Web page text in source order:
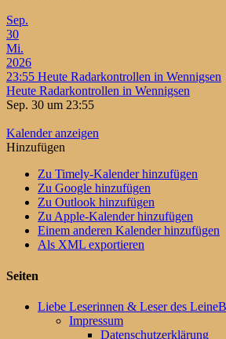
Sep.
30
Mi.
2026
23:55 Heute Radarkontrollen in Wennigsen
Heute Radarkontrollen in Wennigsen
Sep. 30 um 23:55
Kalender anzeigen
Hinzufügen
Zu Timely-Kalender hinzufügen
Zu Google hinzufügen
Zu Outlook hinzufügen
Zu Apple-Kalender hinzufügen
Einem anderen Kalender hinzufügen
Als XML exportieren
Seiten
Liebe Leserinnen & Leser des
Impressum
Datenschutzerklärung